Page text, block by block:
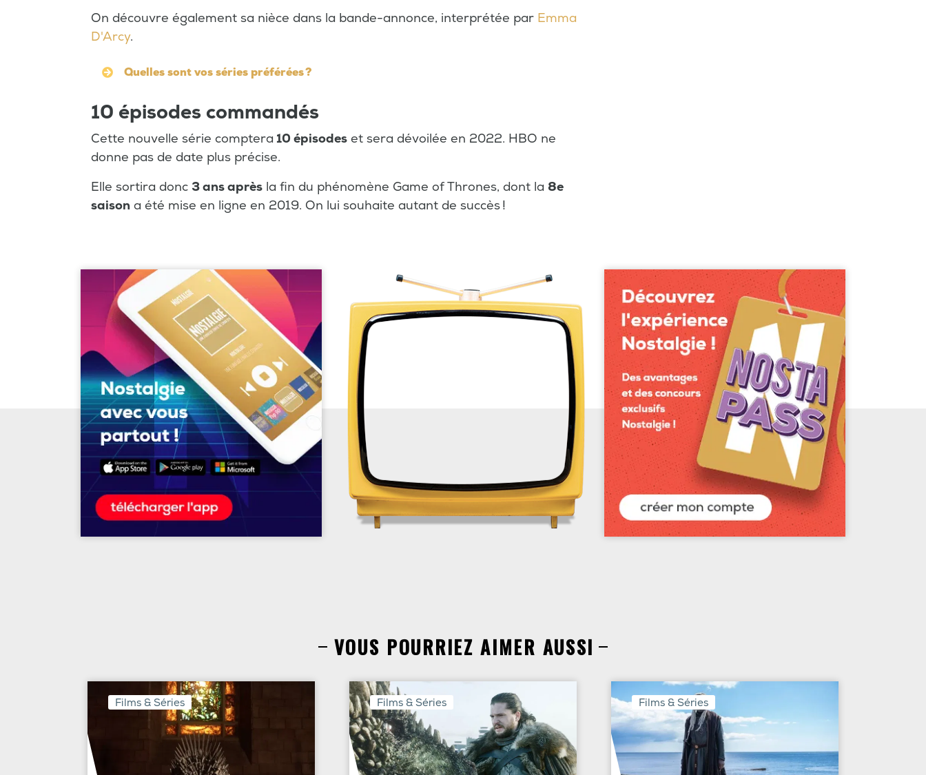
On découvre également sa nièce dans la bande-annonce, interprétée par Emma
D'Arcy.
Quelles sont vos séries préférées ?
10 épisodes commandés
Cette nouvelle série comptera 10 épisodes et sera dévoilée en 2022. HBO ne
donne pas de date plus précise.
Elle sortira donc 3 ans après la fin du phénomène Game of Thrones, dont la 8e
saison a été mise en ligne en 2019. On lui souhaite autant de succès !
VOUS POURRIEZ AIMER AUSSI
Films & Séries Films & Séries Films & Séries